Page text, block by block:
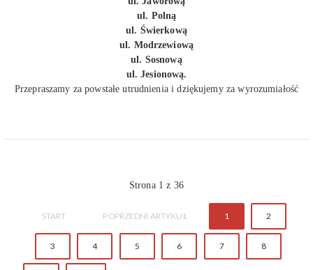
ul. Polną
ul. Świerkową
ul. Modrzewiową
ul. Sosnową
ul. Jesionową.
Przepraszamy za powstałe utrudnienia i dziękujemy za wyrozumiałość
Strona 1 z 36
START POPRZEDNI ARTYKUŁ 1 2
3 4 5 6 7 8